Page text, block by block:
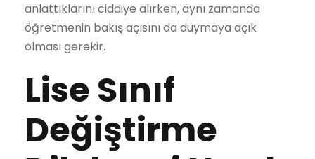
anlattıklarını ciddiye alırken, aynı zamanda
öğretmenin bakış açısını da duymaya açık
olması gerekir.
Lise Sınıf
Değiştirme